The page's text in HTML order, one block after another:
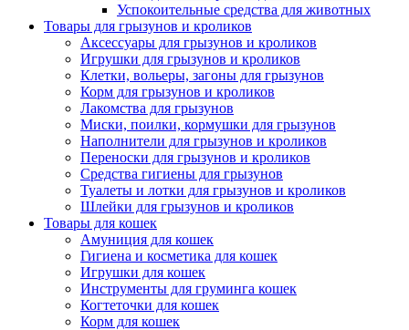
Успокоительные средства для животных
Товары для грызунов и кроликов
Аксессуары для грызунов и кроликов
Игрушки для грызунов и кроликов
Клетки, вольеры, загоны для грызунов
Корм для грызунов и кроликов
Лакомства для грызунов
Миски, поилки, кормушки для грызунов
Наполнители для грызунов и кроликов
Переноски для грызунов и кроликов
Средства гигиены для грызунов
Туалеты и лотки для грызунов и кроликов
Шлейки для грызунов и кроликов
Товары для кошек
Амуниция для кошек
Гигиена и косметика для кошек
Игрушки для кошек
Инструменты для груминга кошек
Когтеточки для кошек
Корм для кошек